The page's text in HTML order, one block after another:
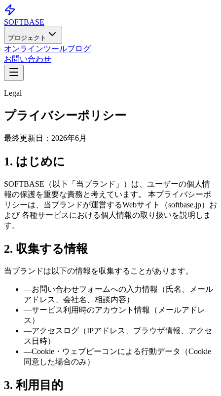
SOFTBASE
プロジェクト
オンラインツールブログ
お問い合わせ
Legal
プライバシーポリシー
最終更新日：2026年6月
1. はじめに
SOFTBASE（以下「当ブランド」）は、ユーザーの個人情
報の保護を重要な責務と考えています。 本プライバシーポ
リシーは、当ブランドが運営するWebサイト（softbase.jp）お
よび 各種サービスにおける個人情報の取り扱いを説明しま
す。
2. 収集する情報
当ブランドは以下の情報を収集することがあります。
—お問い合わせフォームへの入力情報（氏名、メール
アドレス、会社名、相談内容）
—サービス利用時のアカウント情報（メールアドレ
ス）
—アクセスログ（IPアドレス、ブラウザ情報、アクセ
ス日時）
—Cookie・ウェブビーコンによる行動データ（Cookie
同意した場合のみ）
3. 利用目的